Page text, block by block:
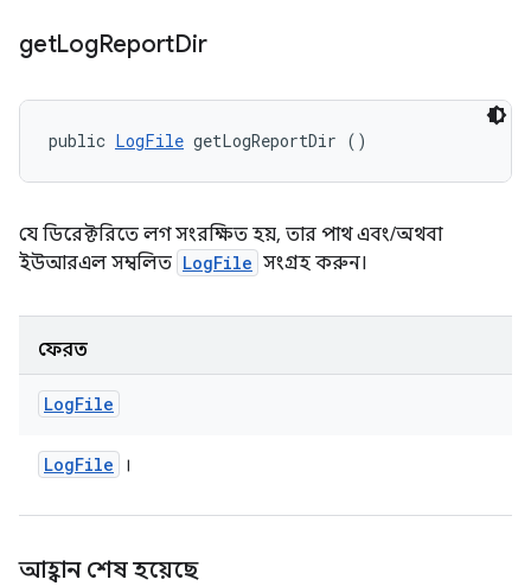
getLogReportDir
public LogFile getLogReportDir ()
যে ডিরেক্টরিতে লগ সংরক্ষিত হয়, তার পাথ এবং/অথবা
ইউআরএল সম্বলিত LogFile সংগ্রহ করুন।
ফেরত
LogFile
LogFile ।
আহ্বান শেষ হয়েছে